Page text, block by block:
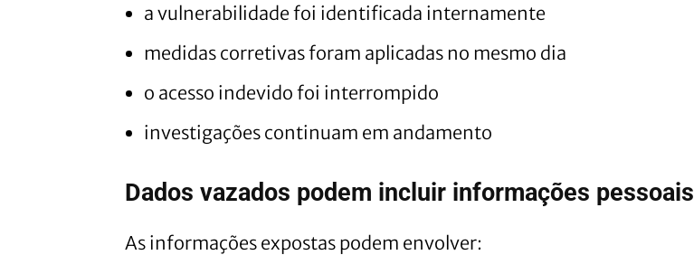
a vulnerabilidade foi identificada internamente
medidas corretivas foram aplicadas no mesmo dia
o acesso indevido foi interrompido
investigações continuam em andamento
Dados vazados podem incluir informações pessoais
As informações expostas podem envolver: